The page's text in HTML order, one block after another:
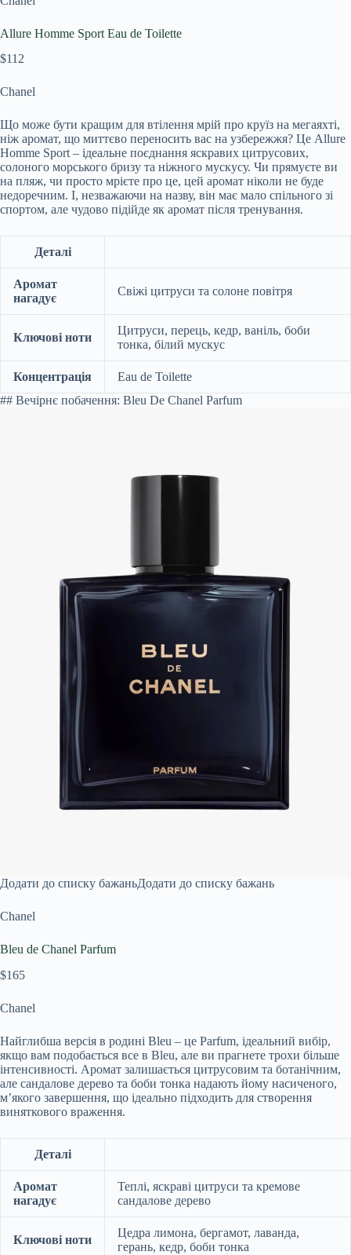
Allure Homme Sport Eau de Toilette
$112
Chanel
Що може бути кращим для втілення мрій про круїз на мегаяхті,
ніж аромат, що миттєво переносить вас на узбережжя? Це Allure
Homme Sport – ідеальне поєднання яскравих цитрусових,
солоного морського бризу та ніжного мускусу. Чи прямуєте ви
на пляж, чи просто мрієте про це, цей аромат ніколи не буде
недоречним. І, незважаючи на назву, він має мало спільного зі
спортом, але чудово підійде як аромат після тренування.
Деталі
Аромат
нагадує
Свіжі цитруси та солоне повітря
Ключові ноти
Цитруси, перець, кедр, ваніль, боби
тонка, білий мускус
Концентрація
Eau de Toilette
## Вечірнє побачення: Bleu De Chanel Parfum
Додати до списку бажаньДодати до списку бажань
Chanel
Bleu de Chanel Parfum
$165
Chanel
Найглибша версія в родині Bleu – це Parfum, ідеальний вибір,
якщо вам подобається все в Bleu, але ви прагнете трохи більше
інтенсивності. Аромат залишається цитрусовим та ботанічним,
але сандалове дерево та боби тонка надають йому насиченого,
м’якого завершення, що ідеально підходить для створення
виняткового враження.
Деталі
Аромат
нагадує
Теплі, яскраві цитруси та кремове
сандалове дерево
Ключові ноти
Цедра лимона, бергамот, лаванда,
герань, кедр, боби тонка